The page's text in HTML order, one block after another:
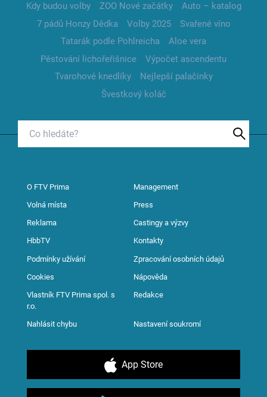
Kdy budou volby
ZOO Nové začátky
Auto – katalog
7 pádů Honzy Dědka
Volby 2025
Svařené víno
Tatarák podle Pohlreicha
Aloe vera
Pěstování lichořeřišnice
Výpočet ascendentu
Tvarohové knedlíky
Nejlepší palačinky
Švestkový koláč
O FTV Prima Management
Volná místa Press
Reklama Castingy a výzvy
HbbTV Kontakty
Podmínky užívání Zpracování osobních údajů
Cookies Nápověda
Vlastník FTV Prima spol. s
r.o.
Redakce
Nahlásit chybu Nastavení soukromí
App Store